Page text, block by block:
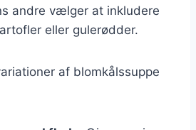
andre vælger at inkludere
eller gulerødder.
af blomkålssuppe